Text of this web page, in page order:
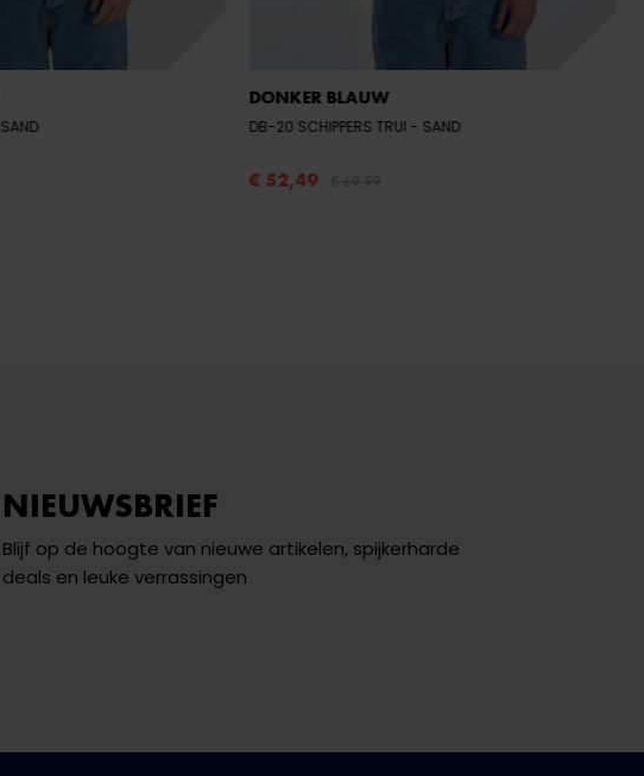
- SAND
DONKER BLAUW
DB-20 SCHIPPERS TRUI - SAND
€ 52,49
NIEUWSBRIEF
Blijf op de hoogte van nieuwe artikelen, spijkerharde
deals en leuke verrassingen